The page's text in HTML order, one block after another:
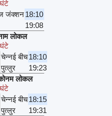
जंक्शन18:10
19:08
लोकल
चेन्नई बीच18:10
पुत्लुर
19:23
लोकल
चेन्नई बीच18:15
पुत्लुर
19:31